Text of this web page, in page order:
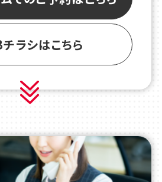
ラシはこちら